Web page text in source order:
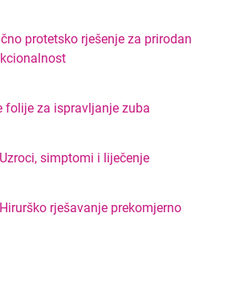
protetsko rješenje za prirodan
folije za ispravljanje zuba
simptomi i liječenje
rješavanje prekomjerno